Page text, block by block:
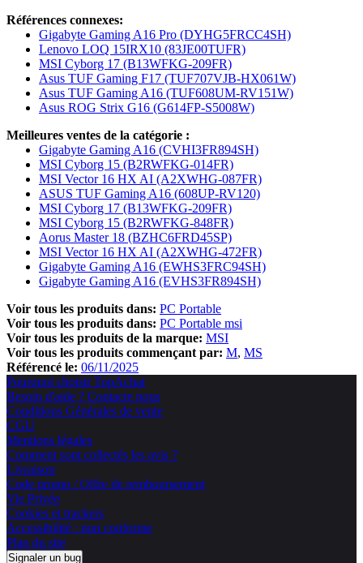
Références connexes:
Gigabyte Gaming A16 Pro (DYHG5FRCC4SH)
Lenovo LOQ 15IRX10 (83JE00TUFR)
MSI Cyborg 17 (B13WFKG-209FR)
Asus TUF Gaming F17 (TUF707VJB-HX061W)
Asus TUF Gaming A16 (TUF608UM-RV151W)
Asus ROG Strix G16 (G614FP-S5008W)
Meilleures ventes de la catégorie :
Gigabyte Gaming A16 (CVHI3FR894SH)
MSI Cyborg 15 (B2RWFKG-014FR)
MSI Vector 16 HX AI (A2XWHG-087FR)
ASUS TUF Gaming A16 (608UP-RV120)
MSI Cyborg 17 (B13WFKG-209FR)
MSI Cyborg 15 (B2RWFKG-848FR)
Aorus Master 18 (BZHC6FRD45SP)
MSI Vector 16 HX AI (A2XWHG-472FR)
Gigabyte Gaming A16 (EWHS3FRC94SH)
Gigabyte Gaming A16 (EVHS3FR894SH)
Voir tous les produits dans: PC Portable
Voir tous les produits dans: PC Portable msi
Voir tous les produits de la marque: MSI
Voir tous les produits commençant par: M MS
Référencé le: 06/11/2025
Pourquoi choisir TopAchat
Besoin d'aide ? Contacte nous
Conditions Générales de vente
CGU
Mentions légales
Comment sont collectés les avis ?
Livraison
Code promo / Offre de remboursement
Vie Privée
Cookies et trackers
Accessibilité : non conforme
Plan du site
Signaler un bug